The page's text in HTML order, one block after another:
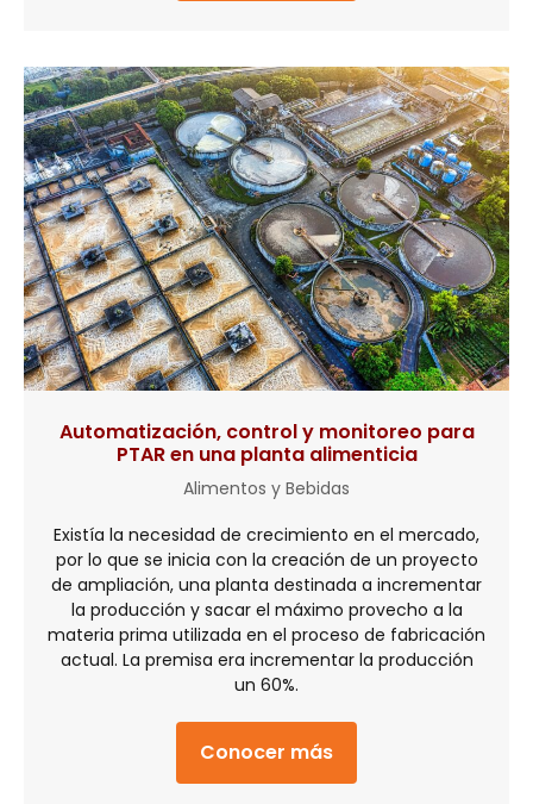
Automatización, control y monitoreo para
PTAR en una planta alimenticia
Alimentos y Bebidas
Existía la necesidad de crecimiento en el mercado,
por lo que se inicia con la creación de un proyecto
de ampliación, una planta destinada a incrementar
la producción y sacar el máximo provecho a la
materia prima utilizada en el proceso de fabricación
actual. La premisa era incrementar la producción
un 60%.
Conocer más